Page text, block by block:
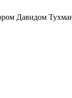
Давидом